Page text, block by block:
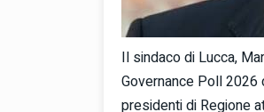
Il sindaco di Lucca,
Governance Poll 2026
presidenti di Regione